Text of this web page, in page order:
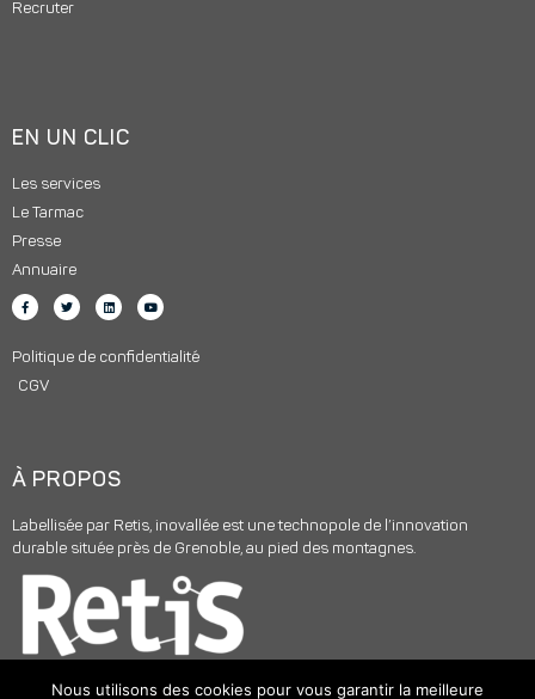
Recruter
EN UN CLIC
Les services
Le Tarmac
Presse
Annuaire
Politique de confidentialité
CGV
À PROPOS
Labellisée par Retis, inovallée est une technopole de l’innovation
durable située près de Grenoble, au pied des montagnes.
Nous utilisons des cookies pour vous garantir la meilleure